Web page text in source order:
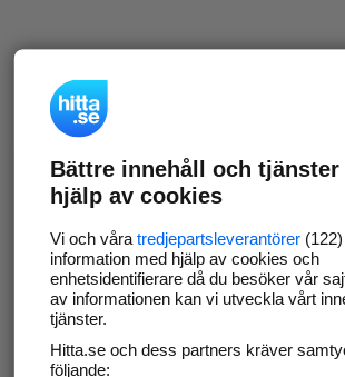
Bättre innehåll och tjänster
hjälp av cookies
Vi och våra tredjepartsleverantörer(122)
information med hjälp av cookies och
enhetsidentifierare då du besöker vår
av informationen kan vi utveckla vårt
tjänster.
Hitta.se och dess partners kräver
följande: